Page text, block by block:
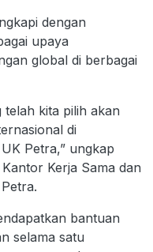
dengan
upaya
global di berbagai
telah kita pilih akan
di
Petra,” ungkap
Kerja Sama dan
bantuan
selama satu